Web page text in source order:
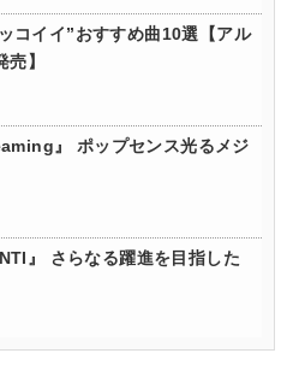
コイイ”おすすめ曲10選【アル
】
』 ポップセンス光るメジ
』 さらなる躍進を目指した